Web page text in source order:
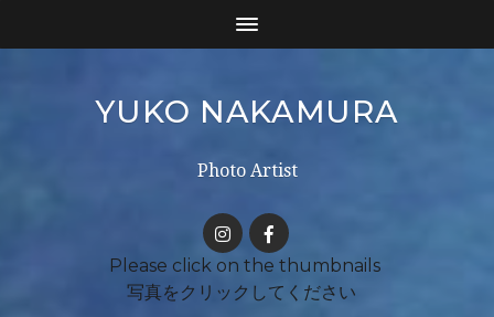
YUKO NAKAMURA
Photo Artist